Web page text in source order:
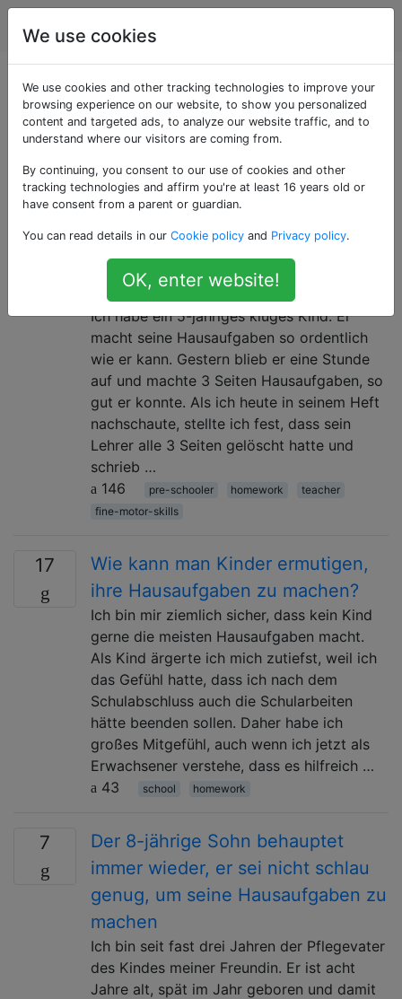
Erziehung
Als «homework»
getaggte Fragen
Zusätzliche Aufgaben aus der Schule, die
voraussichtlich zu Hause erledigt werden.
16
Die Lehrerin hat 3 Seiten der
abgeschlossenen Hausaufgaben
meines 5-Jährigen gelöscht
Ich habe ein 5-jähriges kluges Kind. Er
macht seine Hausaufgaben so ordentlich
wie er kann. Gestern blieb er eine Stunde
auf und machte 3 Seiten Hausaufgaben, so
gut er konnte. Als ich heute in seinem Heft
nachschaute, stellte ich fest, dass sein
Lehrer alle 3 Seiten gelöscht hatte und
schrieb …
146
pre-schooler homework
teacher
fine-motor-skills
17
Wie kann man Kinder ermutigen,
ihre Hausaufgaben zu machen?
Ich bin mir ziemlich sicher, dass kein Kind
gerne die meisten Hausaufgaben macht.
Als Kind ärgerte ich mich zutiefst, weil ich
das Gefühl hatte, dass ich nach dem
Schulabschluss auch die Schularbeiten
hätte beenden sollen. Daher habe ich
großes Mitgefühl, auch wenn ich jetzt als
Erwachsener verstehe, dass es hilfreich …
43
school homework
7
Der 8-jährige Sohn behauptet
immer wieder, er sei nicht schlau
genug, um seine Hausaufgaben zu
machen
Ich bin seit fast drei Jahren der Pflegevater
des Kindes meiner Freundin. Er ist acht
Jahre alt, spät im Jahr geboren und damit
We use cookies
We use cookies and other tracking technologies to improve your
browsing experience on our website, to show you personalized
content and targeted ads, to analyze our website traffic, and to
understand where our visitors are coming from.
By continuing, you consent to our use of cookies and other
tracking technologies and affirm you're at least 16 years old or
have consent from a parent or guardian.
You can read details in our Cookie policy and Privacy policy.
OK, enter website!